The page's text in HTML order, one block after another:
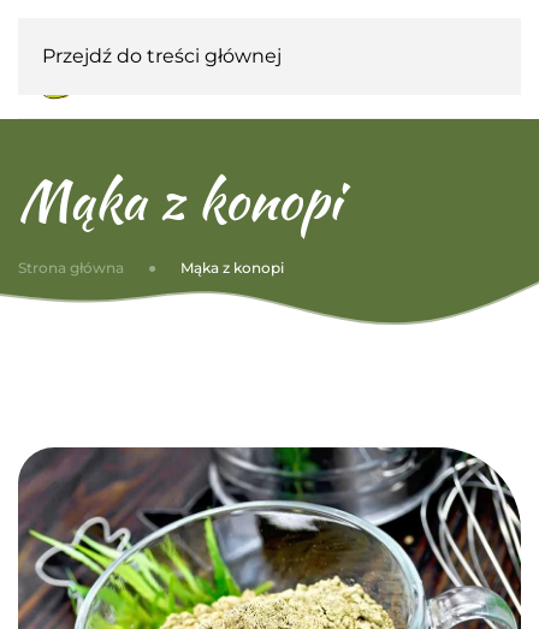
Przejdź do treści głównej
Mąka z konopi
Strona główna Mąka z konopi